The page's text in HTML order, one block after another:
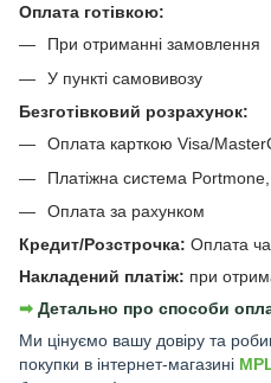
Оплата готівкою:
При отриманні замовлення
У пункті самовивозу
Безготівковий розрахунок:
Оплата карткою Visa/
Платіжна система
Оплата за рахунком
Кредит/Розстрочка: Оплата
Накладений платіж: при
➡︎ Детально про способи
Ми цінуємо вашу довіру та
покупки в інтернет-магазині